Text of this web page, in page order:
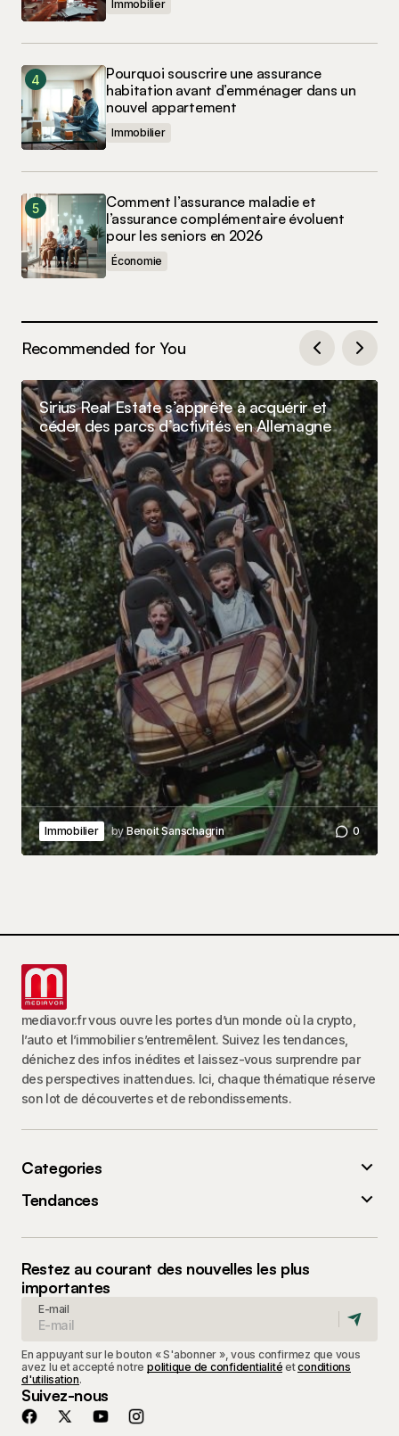
Immobilier
Pourquoi souscrire une assurance
habitation avant d’emménager dans un
nouvel appartement
Immobilier
Comment l’assurance maladie et
l’assurance complémentaire évoluent
pour les seniors en 2026
Économie
Recommended for You
Sirius Real Estate s’apprête à acquérir et
céder des parcs d’activités en Allemagne
Immobilier byBenoit Sanschagrin 0
mediavor.fr vous ouvre les portes d’un monde où la crypto,
l’auto et l’immobilier s’entremêlent. Suivez les tendances,
dénichez des infos inédites et laissez-vous surprendre par
des perspectives inattendues. Ici, chaque thématique réserve
son lot de découvertes et de rebondissements.
Categories
Tendances
Restez au courant des nouvelles les plus
importantes
E-mail
En appuyant sur le bouton « S'abonner », vous confirmez que vous
avez lu et accepté notre politique de confidentialité etconditions
d'utilisation.
Suivez-nous